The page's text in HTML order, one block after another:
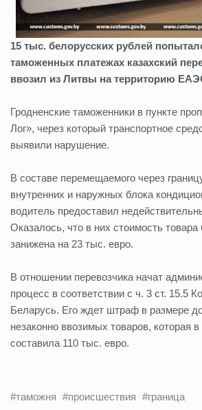
15 тыс. белорусских рублей
таможенных платежах казахский
ввозил из Литвы на территорию
Гродненские таможенники в пункте
Лог», через который транспортное
выявили нарушение.
В составе перемещаемого через
внутренних и наружных блока
водитель предоставил
Оказалось, что в них стоимость
занижена на 23 тыс. евро.
В отношении перевозчика начат
процесс в соответствии с ч. 3 ст. 15.5
Беларусь. Его ждет штраф в размере
незаконно ввозимых товаров, которая
составила 110 тыс. евро.
#таможня #происшествия #граница